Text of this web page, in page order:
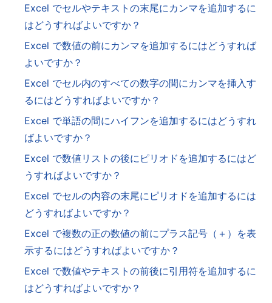
Excel でセルやテキストの末尾にカンマを追加するに
はどうすればよいですか？
Excel で数値の前にカンマを追加するにはどうすれば
よいですか？
Excel でセル内のすべての数字の間にカンマを挿入す
るにはどうすればよいですか？
Excel で単語の間にハイフンを追加するにはどうすれ
ばよいですか？
Excel で数値リストの後にピリオドを追加するにはど
うすればよいですか？
Excel でセルの内容の末尾にピリオドを追加するには
どうすればよいですか？
Excel で複数の正の数値の前にプラス記号（＋）を表
示するにはどうすればよいですか？
Excel で数値やテキストの前後に引用符を追加するに
はどうすればよいですか？